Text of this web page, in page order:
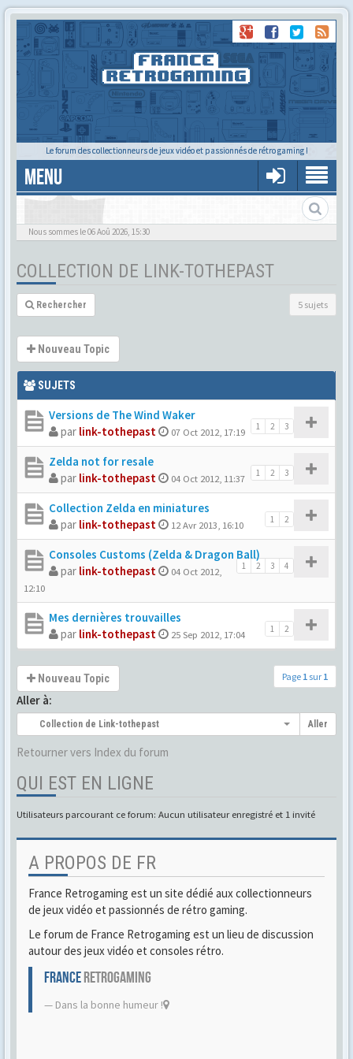
Le forum des collectionneurs de jeux vidéo et passionnés de rétro gaming !
MENU
Zelda, Terminator, et bien plus encore...
Nous sommes le 06 Aoû 2026, 15:30
COLLECTION DE LINK-TOTHEPAST
Rechercher 5 sujets
Nouveau Topic
SUJETS
Versions de The Wind Waker
1 2 3
par link-tothepast 07 Oct 2012, 17:19
Zelda not for resale
1 2 3
par link-tothepast 04 Oct 2012, 11:37
Collection Zelda en miniatures
1 2
par link-tothepast 12 Avr 2013, 16:10
Consoles Customs (Zelda & Dragon Ball)
1 2 3 4
par link-tothepast
04 Oct 2012,
12:10
Mes dernières trouvailles
1 2
par link-tothepast 25 Sep 2012, 17:04
Nouveau Topic Page 1 sur 1
Aller à:
Collection de Link-tothepast Aller
Retourner vers Index du forum
QUI EST EN LIGNE
Utilisateurs parcourant ce forum: Aucun utilisateur enregistré et 1 invité
A PROPOS DE FR
France Retrogaming est un site dédié aux collectionneurs
de jeux vidéo et passionnés de rétro gaming.
Le forum de France Retrogaming est un lieu de discussion
autour des jeux vidéo et consoles rétro.
FRANCERETROGAMING
Dans la bonne humeur !